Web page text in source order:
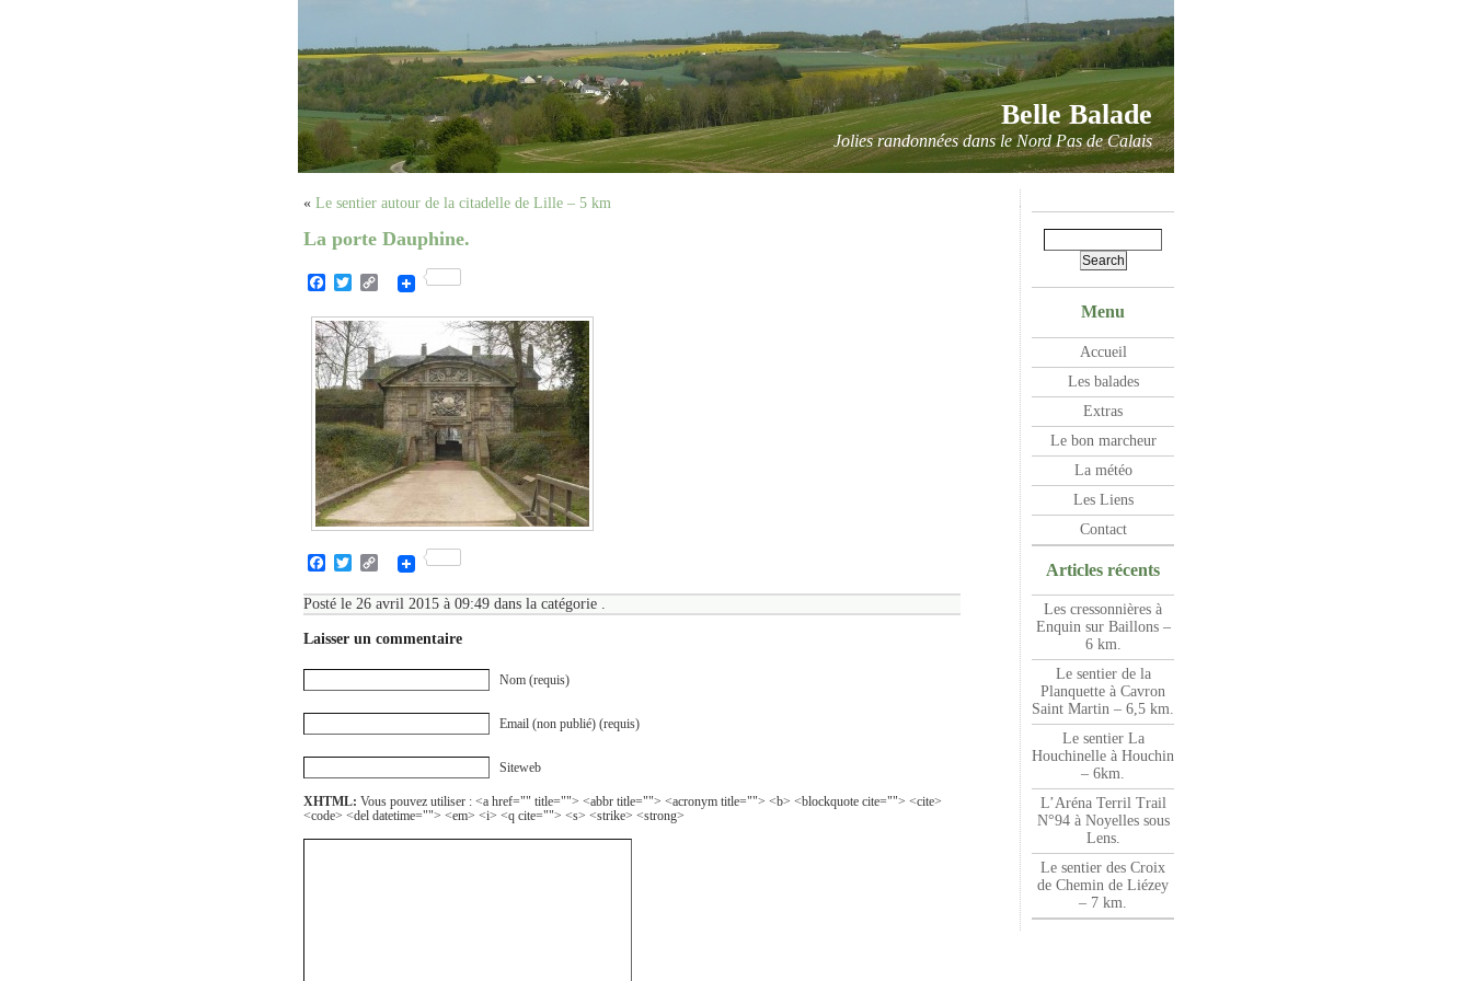
Belle Balade
Jolies randonnées dans le Nord Pas de Calais
« Le sentier autour de la citadelle de Lille – 5 km
La porte Dauphine.
Facebook
TwitterCopy
Facebook
TwitterCopy
Posté le 26 avril 2015 à 09:49 dans la catégorie .
Laisser un commentaire
Nom (requis)
Email (non publié) (requis)
Siteweb
XHTML: Vous pouvez utiliser : <a href="" title=""> <abbr title=""> <acronym title=""> <b> <blockquote cite=""> <cite>
<code> <del datetime=""> <em> <i> <q cite=""> <s> <strike> <strong>
Menu
Accueil
Les balades
Extras
Le bon marcheur
La météo
Les Liens
Contact
Articles récents
Les cressonnières à
Enquin sur Baillons –
6 km.
Le sentier de la
Planquette à Cavron
Saint Martin – 6,5 km.
Le sentier La
Houchinelle à Houchin
– 6km.
L’Aréna Terril Trail
N°94 à Noyelles sous
Lens.
Le sentier des Croix
de Chemin de Liézey
– 7 km.